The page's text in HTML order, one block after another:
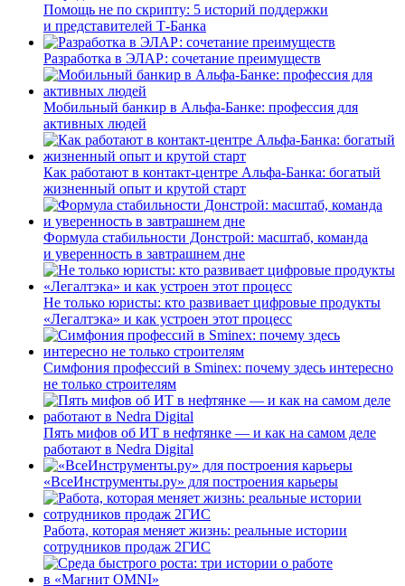
Помощь не по скрипту: 5 историй поддержки
и представителей Т-Банка
Разработка в ЭЛАР: сочетание преимуществ
Мобильный банкир в Альфа-Банке: профессия для
активных людей
Как работают в контакт-центре Альфа-Банка: богатый
жизненный опыт и крутой старт
Формула стабильности Донстрой: масштаб, команда
и уверенность в завтрашнем дне
Не только юристы: кто развивает цифровые продукты
«Легалтэка» и как устроен этот процесс
Симфония профессий в Sminex: почему здесь интересно
не только строителям
Пять мифов об ИТ в нефтянке — и как на самом деле
работают в Nedra Digital
«ВсеИнструменты.ру» для построения карьеры
Работа, которая меняет жизнь: реальные истории
сотрудников продаж 2ГИС